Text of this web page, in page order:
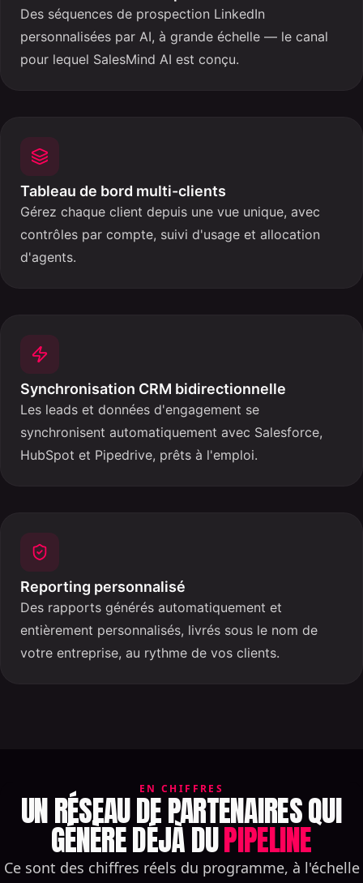
Des séquences de prospection LinkedIn
personnalisées par AI, à grande échelle — le canal
pour lequel SalesMind AI est conçu.
Tableau de bord multi-clients
Gérez chaque client depuis une vue unique, avec
contrôles par compte, suivi d'usage et allocation
d'agents.
Synchronisation CRM bidirectionnelle
Les leads et données d'engagement se
synchronisent automatiquement avec Salesforce,
HubSpot et Pipedrive, prêts à l'emploi.
Reporting personnalisé
Des rapports générés automatiquement et
entièrement personnalisés, livrés sous le nom de
votre entreprise, au rythme de vos clients.
EN CHIFFRES
UN RÉSEAU DE PARTENAIRES QUI
GÉNÈRE DÉJÀ DUPIPELINE
Ce sont des chiffres réels du programme, à l'échelle